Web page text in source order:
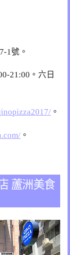
1號。
21:00。六日
。
。
蘆洲美食